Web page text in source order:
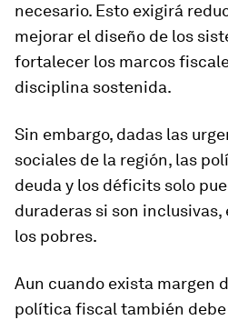
necesario. Esto exigirá
mejorar el diseño de los
fortalecer los marcos
disciplina sostenida.
Sin embargo, dadas las
sociales de la región, las
deuda y los déficits solo
duraderas si son inclusivas,
los pobres.
Aun cuando exista margen
política fiscal también debe